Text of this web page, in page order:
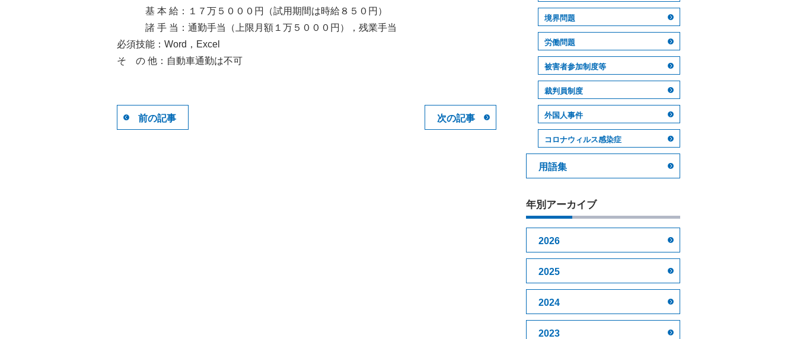
基 本 給：１７万５０００円（試用期間は時給８５０円）
諸 手 当：通勤手当（上限月額１万５０００円），残業手当
必須技能：Word，Excel
そ の 他：自動車通勤は不可
前の記事 次の記事
境界問題
労働問題
被害者参加制度等
裁判員制度
外国人事件
コロナウィルス感染症
用語集
年別アーカイブ
2026
2025
2024
2023